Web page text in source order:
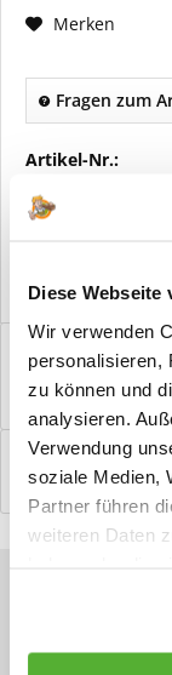
Diese Webseite
Wir verwenden
personalisieren,
zu können und
analysieren.
Verwendung
soziale Medien,
Partner führen
weiteren Daten
Merken
Fragen zum
Artikel-Nr.:
Vorteile
einbaufertig
Bewertungen
0
Bewertungen
Sie